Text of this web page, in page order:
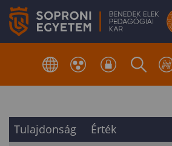
Tulajdonság Érték